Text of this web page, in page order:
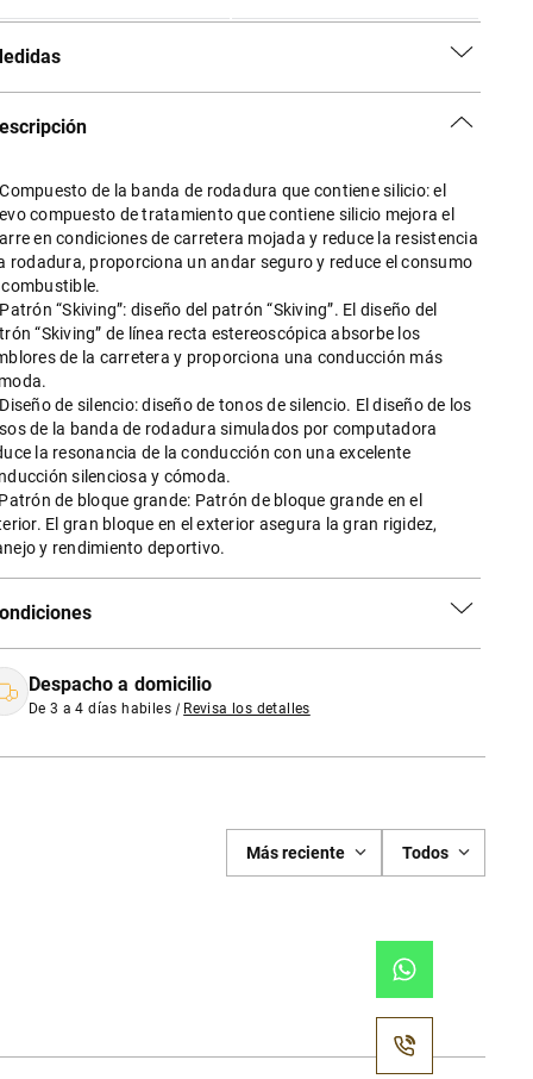
de la banda de rodadura que contiene silicio: el
compuesto de tratamiento que contiene silicio mejora el
en condiciones de carretera mojada y reduce la resistencia
rodadura, proporciona un andar seguro y reduce el consumo
“Skiving”: diseño del patrón “Skiving”. El diseño del
“Skiving” de línea recta estereoscópica absorbe los
de la carretera y proporciona una conducción más
de silencio: diseño de tonos de silencio. El diseño de los
de la banda de rodadura simulados por computadora
la resonancia de la conducción con una excelente
silenciosa y cómoda.
de bloque grande: Patrón de bloque grande en el
El gran bloque en el exterior asegura la gran rigidez,
y rendimiento deportivo.
Despacho a domicilio
De 3 a 4 días habiles | Revisa los detalles
Más reciente Todos